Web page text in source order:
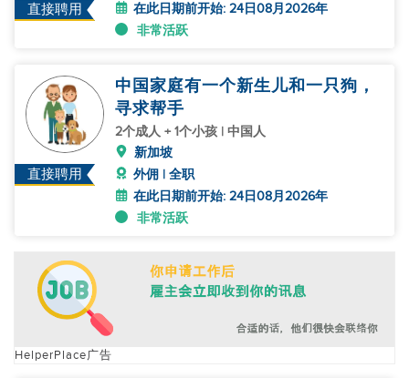
直接聘用
在此日期前开始: 24日08月2026年
非常活跃
直接聘用
中国家庭有一个新生儿和一只狗，
寻求帮手
2个成人 + 1个小孩 | 中国人
新加坡
外佣 | 全职
在此日期前开始: 24日08月2026年
非常活跃
HelperPlace广告